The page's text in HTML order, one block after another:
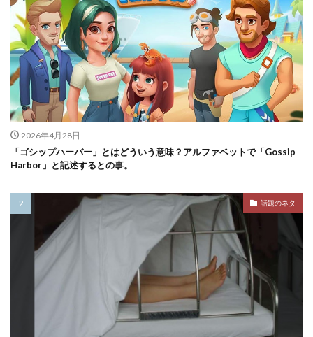
2026年4月28日
「ゴシップハーバー」とはどういう意味？アルファベットで「Gossip
Harbor」と記述するとの事。
話題のネタ